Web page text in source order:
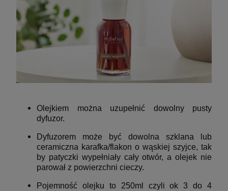
Olejkiem można uzupełnić dowolny pusty
dyfuzor.
Dyfuzorem może być dowolna szklana lub
ceramiczna karafka/flakon o wąskiej szyjce, tak
by patyczki wypełniały cały otwór, a olejek nie
parował z powierzchni cieczy.
Pojemność olejku to 250ml czyli ok 3 do 4